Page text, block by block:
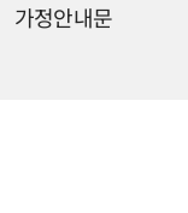
가정안내문